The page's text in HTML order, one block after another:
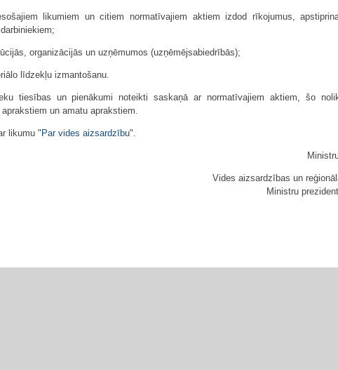
likumiem un citiem normatīvajiem aktiem izdod rīkojumus,
organizācijās un uzņēmumos (uzņēmējsabiedrībās);
līdzekļu izmantošanu.
tiesības un pienākumi noteikti saskaņā ar normatīvajiem aktiem, šo
un amatu aprakstiem.
likumu " Par vides aizsardzību".
Vides aizsardzības un
Ministru